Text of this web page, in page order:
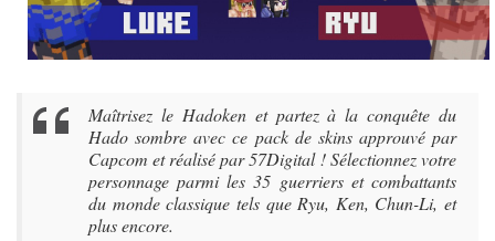
Maîtrisez le Hadoken et partez à la conquête du
Hado sombre avec ce pack de skins approuvé par
Capcom et réalisé par 57Digital ! Sélectionnez votre
personnage parmi les 35 guerriers et combattants
du monde classique tels que Ryu, Ken, Chun-Li, et
plus encore.